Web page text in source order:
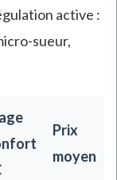
active :
sueur,
Prix
moyen